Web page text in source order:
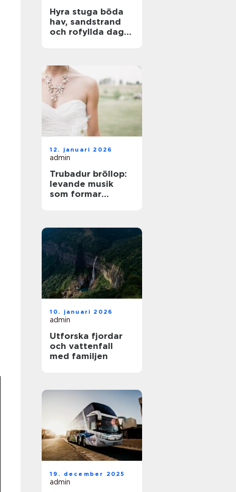
Hyra stuga böda
hav, sandstrand
och rofyllda dagar
12. januari 2026
admin
Trubadur bröllop:
levande musik
som formar
10. januari 2026
admin
Utforska fjordar
och vattenfall
med familjen
19. december 2025
admin